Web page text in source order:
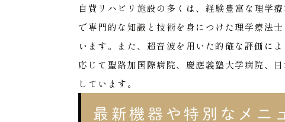
自費リハビリ施設の多くは、経験豊富な理学療
で専門的な知識と技術を身につけた理学療法
います。また、超音波を用いた的確な評価に
応じて聖路加国際病院、慶應義塾大学病院、
しています。
最新機器や特別なメニ